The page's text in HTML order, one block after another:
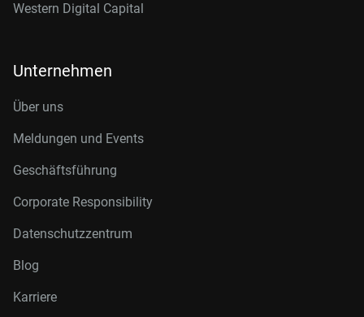
Western Digital Capital
Unternehmen
Über uns
Meldungen und Events
Geschäftsführung
Corporate Responsibility
Datenschutzzentrum
Blog
Karriere